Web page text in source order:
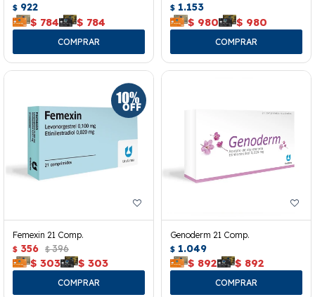
$ 922
$ 784 $ 784
$ 1.153
$ 980 $ 980
Femexin 21 Comp.
$ 356 $ 396
$ 303 $ 303
Genoderm 21 Comp.
$ 1.049
$ 892 $ 892